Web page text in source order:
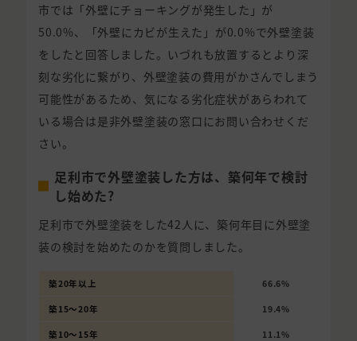
市では「外壁にチョーキングが発生した」が
50.0%、「外壁にカビが生えた」が0.0%で外壁塗装
をしたと回答しました。いづれも放置するとより深
刻な劣化に繋がり、外壁塗装の費用がかさんでしまう
可能性があるため、気になる劣化症状があらわれて
いる場合は是非外壁塗装の窓口にお問い合わせくだ
さい。
足利市で外壁塗装した方は、築何年で検討
し始めた?
足利市で外壁塗装をした42人に、築何年目に外壁塗
装の検討を始めたのかを質問しました。
築20年以上 66.6%
築15〜20年 19.4%
築10〜15年 11.1%